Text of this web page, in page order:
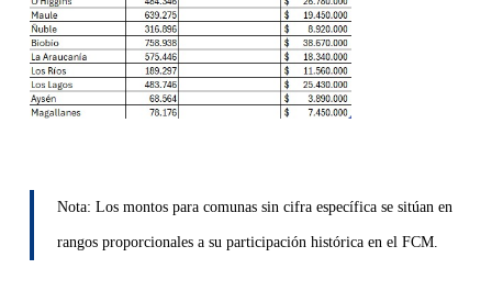
Nota: Los montos para comunas sin cifra específica se sitúan en
rangos proporcionales a su participación histórica en el FCM.